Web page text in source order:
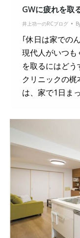
GWに疲れを取
井上功一のRCブログ
｢休日は家での
現代人がいつ
を取るにはど
クリニックの
は、家で1日ま